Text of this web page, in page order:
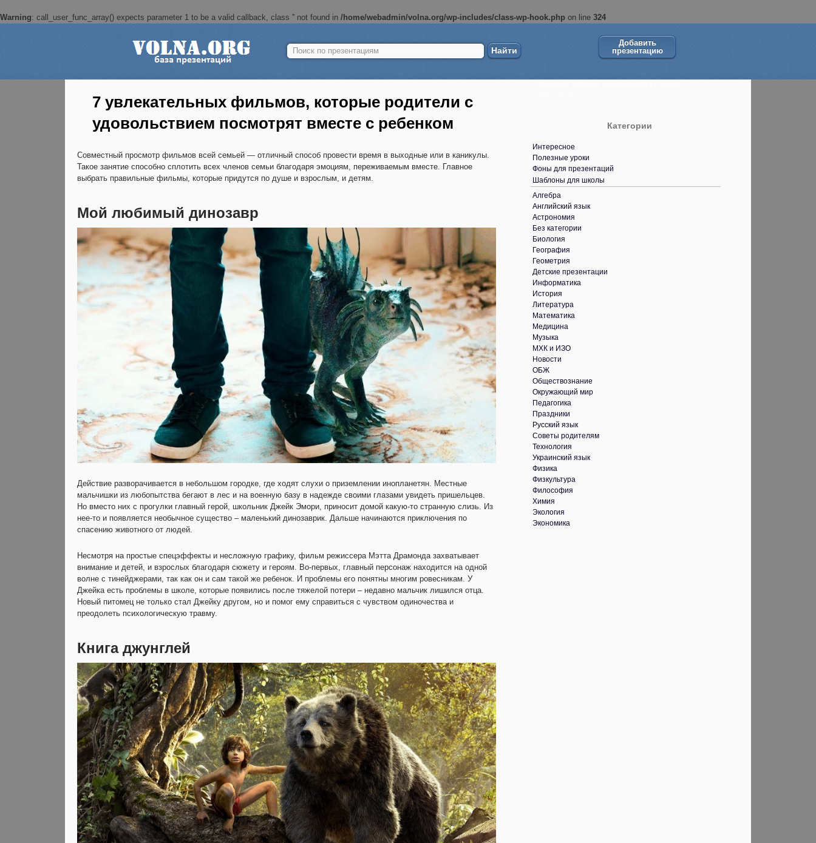
Warning: call_user_func_array() expects parameter 1 to be a valid callback, class '' not found in /home/webadmin/volna.org/wp-includes/class-wp-hook.php on line 324
Найти:
Добавить
презентацию
7 увлекательных фильмов, которые родители с
удовольствием посмотрят вместе с ребенком
Совместный просмотр фильмов всей семьей — отличный способ провести время в выходные или в каникулы.
Такое занятие способно сплотить всех членов семьи благодаря эмоциям, переживаемым вместе. Главное
выбрать правильные фильмы, которые придутся по душе и взрослым, и детям.
Мой любимый динозавр
Действие разворачивается в небольшом городке, где ходят слухи о приземлении инопланетян. Местные
мальчишки из любопытства бегают в лес и на военную базу в надежде своими глазами увидеть пришельцев.
Но вместо них с прогулки главный герой, школьник Джейк Эмори, приносит домой какую-то странную слизь. Из
нее-то и появляется необычное существо – маленький динозаврик. Дальше начинаются приключения по
спасению животного от людей.
Несмотря на простые спецэффекты и несложную графику, фильм режиссера Мэтта Драмонда захватывает
внимание и детей, и взрослых благодаря сюжету и героям. Во-первых, главный персонаж находится на одной
волне с тинейджерами, так как он и сам такой же ребенок. И проблемы его понятны многим ровесникам. У
Джейка есть проблемы в школе, которые появились после тяжелой потери – недавно мальчик лишился отца.
Новый питомец не только стал Джейку другом, но и помог ему справиться с чувством одиночества и
преодолеть психологическую травму.
Книга джунглей
Категории
Интересное
Полезные уроки
Фоны для презентаций
Шаблоны для школы
Алгебра
Английский язык
Астрономия
Без категории
Биология
География
Геометрия
Детские презентации
Информатика
История
Литература
Математика
Медицина
Музыка
МХК и ИЗО
Новости
ОБЖ
Обществознание
Окружающий мир
Педагогика
Праздники
Русский язык
Советы родителям
Технология
Украинский язык
Физика
Физкультура
Философия
Химия
Экология
Экономика